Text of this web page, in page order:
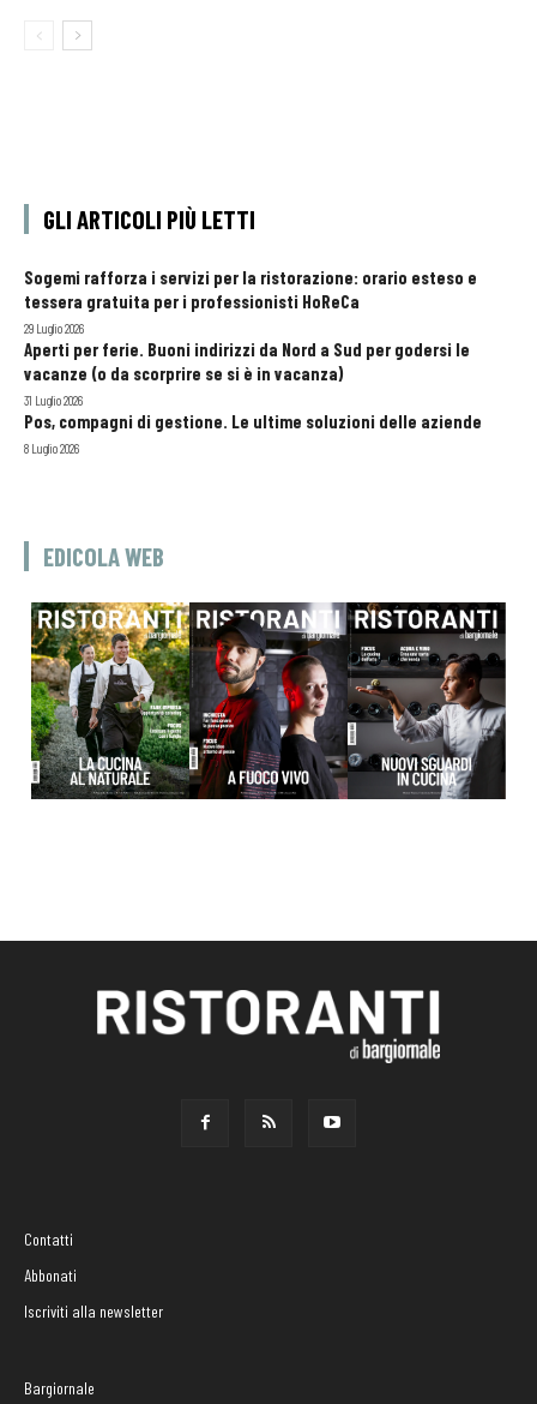
GLI ARTICOLI PIÙ LETTI
Sogemi rafforza i servizi per la ristorazione: orario esteso e
tessera gratuita per i professionisti HoReCa
29 Luglio 2026
Aperti per ferie. Buoni indirizzi da Nord a Sud per godersi le
vacanze (o da scorprire se si è in vacanza)
31 Luglio 2026
Pos, compagni di gestione. Le ultime soluzioni delle aziende
8 Luglio 2026
EDICOLA WEB
Contatti
Abbonati
Iscriviti alla newsletter
Bargiornale